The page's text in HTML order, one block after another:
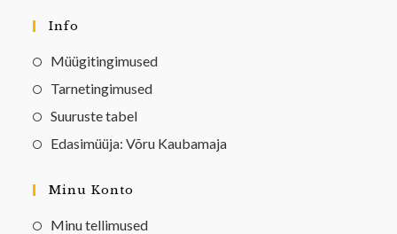
Info
Müügitingimused
Tarnetingimused
Suuruste tabel
Edasimüüja: Võru Kaubamaja
Minu Konto
Minu tellimused